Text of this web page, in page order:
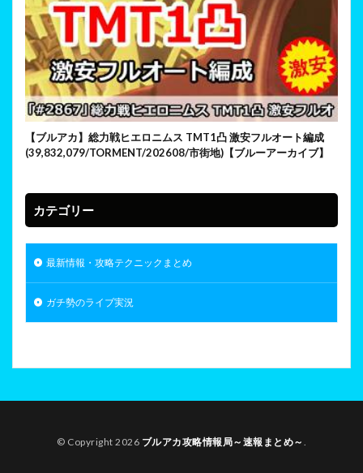
【ブルアカ】総力戦ヒエロニムス TMT1凸 激安フルオート編成
(39,832,079/TORMENT/202608/市街地)【ブルーアーカイブ】
カテゴリー
最新情報・攻略テクニックまとめ
ガチ勢のライブ実況
© Copyright 2026 ブルアカ攻略情報局～速報まとめ～